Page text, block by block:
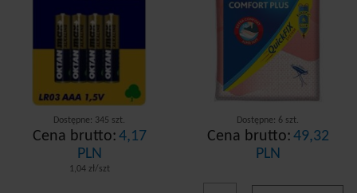
Dostępne: 345 szt.
Cena brutto: 4,17
PLN
1,04 zł/szt
Dostępne: 6 szt.
Cena brutto: 49,32
PLN